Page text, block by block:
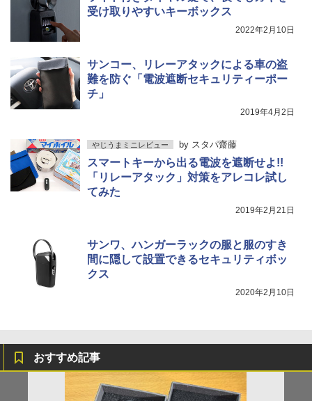
受け取りやすいキーボックス
2022年2月10日
サンコー、リレーアタックによる車の盗
難を防ぐ「電波遮断セキュリティーポー
チ」
2019年4月2日
やじうまミニレビュー by スタパ齋藤
スマートキーから出る電波を遮断せよ!!
「リレーアタック」対策をアレコレ試し
てみた
2019年2月21日
サンワ、ハンガーラックの服と服のすき
間に隠して設置できるセキュリティボッ
クス
2020年2月10日
おすすめ記事